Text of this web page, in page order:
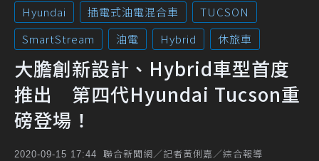
Hyundai 插電式油電混合車
TUCSON
SmartStream
油電 Hybrid 休旅車
大膽創新設計、Hybrid車型首度
推出 第四代Hyundai Tucson重
磅登場！
2020-09-15 17:44 聯合新聞網／記者黃俐嘉／綜合報導